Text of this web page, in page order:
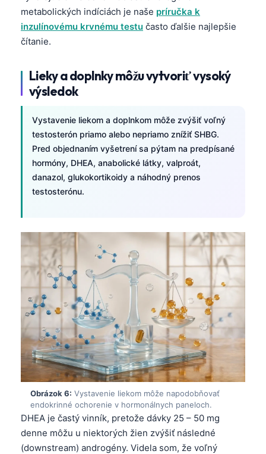
metabolických indíciách je naše príručka k
inzulínovému krvnému testu často ďalšie najlepšie
čítanie.
Lieky a doplnky môžu vytvoriť vysoký
výsledok
Vystavenie liekom a doplnkom môže zvýšiť voľný
testosterón priamo alebo nepriamo znížiť SHBG.
Pred objednaním vyšetrení sa pýtam na predpísané
hormóny, DHEA, anabolické látky, valproát,
danazol, glukokortikoidy a náhodný prenos
testosterónu.
Obrázok 6: Vystavenie liekom môže napodobňovať
endokrinné ochorenie v hormonálnych paneloch.
DHEA je častý vinník, pretože dávky 25 – 50 mg
denne môžu u niektorých žien zvýšiť následné
(downstream) androgény. Videla som, že voľný